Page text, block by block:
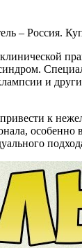
– Россия.
и
к